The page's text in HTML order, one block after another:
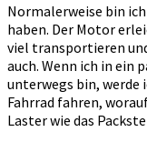
Normalerweise bin
haben. Der Motor
viel transportieren
auch. Wenn ich in ein
unterwegs bin, werde
Fahrrad fahren,
Laster wie das